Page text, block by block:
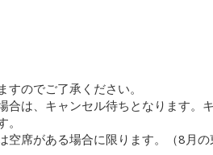
すのでご了承ください。
合は、キャンセル待ちとなります。
空席がある場合に限ります。（8月